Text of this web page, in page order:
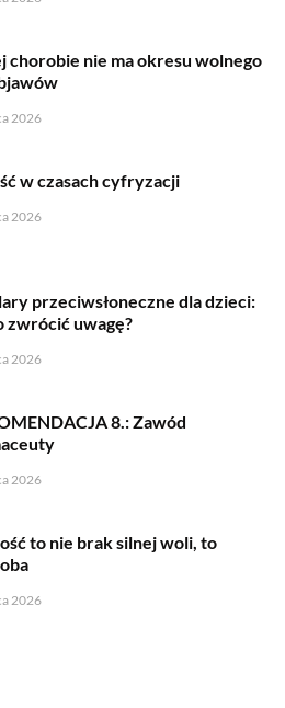
chorobie nie ma okresu wolnego
2026
w czasach cyfryzacji
2026
przeciwsłoneczne dla dzieci:
zwrócić uwagę?
2026
8.: Zawód
2026
to nie brak silnej woli, to
2026